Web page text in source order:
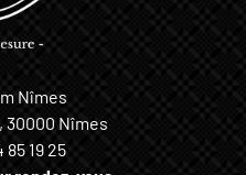
Nîmes
30000 Nîmes
85 19 25